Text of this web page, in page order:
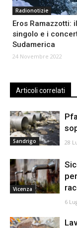
Radionotizie
Eros Ramazzotti:
singolo e i
Sudamerica
24 Novembre 2022
Articoli correlati
Sandrigo 28
Vicenza
6